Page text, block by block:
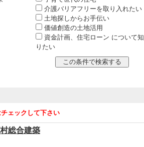
介護バリアフリーを取り入れたい
土地探しからお手伝い
価値創造の土地活用
資金計画、住宅ローン について知
りたい
ェックして下さい
総合建築